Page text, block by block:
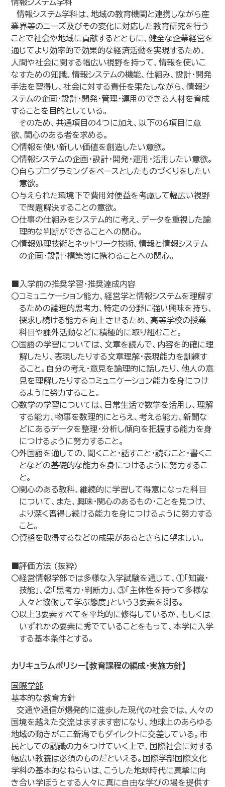
情報システム学科
情報システム学科は、地域の教育機関と連携しながら産
業界等のニーズ及びその変化に対応した教育研究を行う
ことで社会や地域に貢献するとともに、健全な企業経営を
通じてより効率的で効果的な経済活動を実現するため、
人間や社会に関する幅広い視野を持って、情報を使いこ
なすための知識、情報システムの機能、仕組み、設計・開発
手法を習得し、社会に対する責任を果たしながら、情報シ
ステムの企画・設計・開発・管理・運用のできる人材を育成
することを目的としている。
そのため、共通項目の４つに加え、以下の６項目に意
欲、関心のある者を求める。
〇情報を使い新しい価値を創造したい意欲。
〇情報システムの企画・設計・開発・運用・活用したい意欲。
〇自らプログラミングをベースとしたものづくりをしたい
意欲。
〇与えられた環境下で費用対便益を考慮して幅広い視野
で問題解決することの意欲。
〇仕事の仕組みをシステム的に考え、データを重視した論
理的な判断ができることへの関心。
〇情報処理技術とネットワーク技術、情報と情報システム
の企画・設計・構築等に携わることへの関心。
■入学前の推奨学習・推奨達成内容
〇コミュニケーション能力、経営学と情報システムを理解す
るための論理的思考力、特定の分野に強い興味を持ち、
探求し続ける能力を向上させるため、高等学校の授業
科目や課外活動などに積極的に取り組むこと。
〇国語の学習については、文章を読んで、内容を的確に理
解したり、表現したりする文章理解・表現能力を訓練す
ること。自分の考え・意見を論理的に話したり、他人の意
見を理解したりするコミュニケーション能力を身につけ
るように努力すること。
〇数学の学習については、日常生活で数学を活用し、理解
する能力、物事を数理的にとらえ、考える能力、新聞な
どにあるデータを整理・分析し傾向を把握する能力を身
につけるように努力すること。
〇外国語を通しての、聞くこと・話すこと・読むこと・書くこ
となどの基礎的な能力を身につけるように努力するこ
と。
〇関心のある教科、継続的に学習して得意になった科目
について、また、興味・関心のあるもの・ことを見つけ、
より深く習得し続ける能力を身につけるように努力する
こと。
〇資格を取得するなどの成果があるとさらに望ましい。
■評価方法 (抜粋)
〇経営情報学部では多様な入学試験を通じて、①「知識・
技能」、②「思考力・判断力」、③「主体性を持って多様な
人々と協働して学ぶ態度」という３要素を測る。
〇以上３要素すべてを平均的に修得しているか、もしくは
いずれかの要素に秀でていることをもって、本学に入学
する基本条件とする。
カリキュラムポリシー【教育課程の編成・実施方針】
国際学部
基本的な教育方針
交通や通信が爆発的に進歩した現代の社会では、人々の
国境を越えた交流はますます密になり、地球上のあらゆる
地域の動きがここ新潟でもダイレクトに交差している。市
民としての認識の力をつけていく上で、国際社会に対する
幅広い教養は必須のものだといえる。国際学部国際文化
学科の基本的なねらいは、こうした地球時代に真摯に向
き合い学ぼうとする人々に真に自由な学びの場を提供す